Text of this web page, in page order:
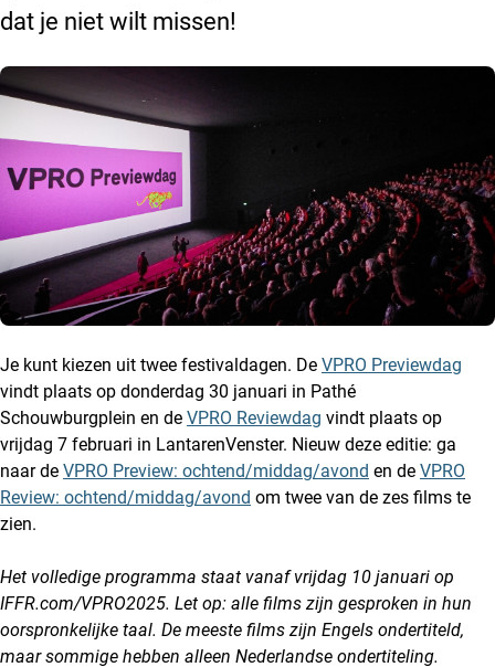
dat je niet wilt missen!
Je kunt kiezen uit twee festivaldagen. De VPRO Previewdag
vindt plaats op donderdag 30 januari in Pathé
Schouwburgplein en de VPRO Reviewdag vindt plaats op
vrijdag 7 februari in LantarenVenster. Nieuw deze editie: ga
naar de VPRO Preview: ochtend/middag/avond en de VPRO
Review: ochtend/middag/avond om twee van de zes films te
zien.
Het volledige programma staat vanaf vrijdag 10 januari op
IFFR.com/VPRO2025. Let op: alle films zijn gesproken in hun
oorspronkelijke taal. De meeste films zijn Engels ondertiteld,
maar sommige hebben alleen Nederlandse ondertiteling.